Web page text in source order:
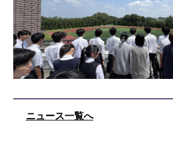
ニュース一覧へ